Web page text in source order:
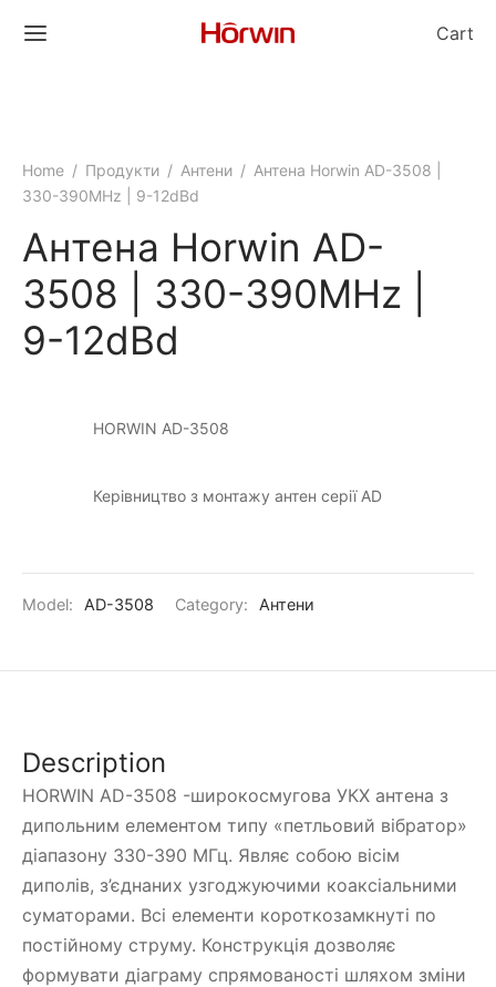
Cart
Home / Продукти / Антени / Антена Horwin AD-3508 |
330-390MHz | 9-12dBd
Антена Horwin AD-
3508 | 330-390MHz |
9-12dBd
HORWIN AD-3508
Керівництво з монтажу антен серії AD
Model: AD-3508 Category: Антени
Description
HORWIN AD-3508 -широкосмугова УКХ антена з
дипольним елементом типу «петльовий вібратор»
діапазону 330-390 МГц. Являє собою вісім
диполів, з’єднаних узгоджуючими коаксіальними
суматорами. Всі елементи короткозамкнуті по
постійному струму. Конструкція дозволяє
формувати діаграму спрямованості шляхом зміни